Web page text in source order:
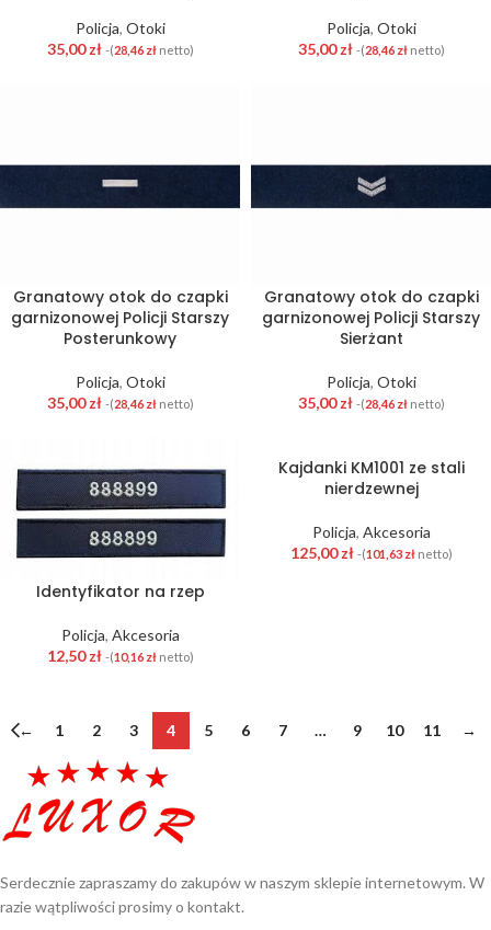
Policja, Otoki
35,00zł -(28,46 złnetto)
Policja, Otoki
35,00zł -(28,46 złnetto)
Granatowy otok do czapki
garnizonowej Policji Starszy
Posterunkowy
Policja, Otoki
35,00zł -(28,46 złnetto)
Granatowy otok do czapki
garnizonowej Policji Starszy
Sierżant
Policja, Otoki
35,00zł -(28,46 złnetto)
Identyfikator na rzep
Policja, Akcesoria
12,50zł -(10,16 złnetto)
Kajdanki KM1001 ze stali
nierdzewnej
Policja, Akcesoria
125,00zł -(101,63 złnetto)
← 1 2 3 4 5 6 7 … 9 10 11 →
Serdecznie zapraszamy do zakupów w naszym sklepie internetowym. W
razie wątpliwości prosimy o kontakt.